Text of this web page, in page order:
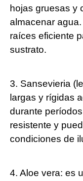
hojas gruesas y
almacenar
raíces eficiente
sustrato.
3. Sansevieria
largas y rígidas
durante
resistente y
condiciones de
4. Aloe vera: es